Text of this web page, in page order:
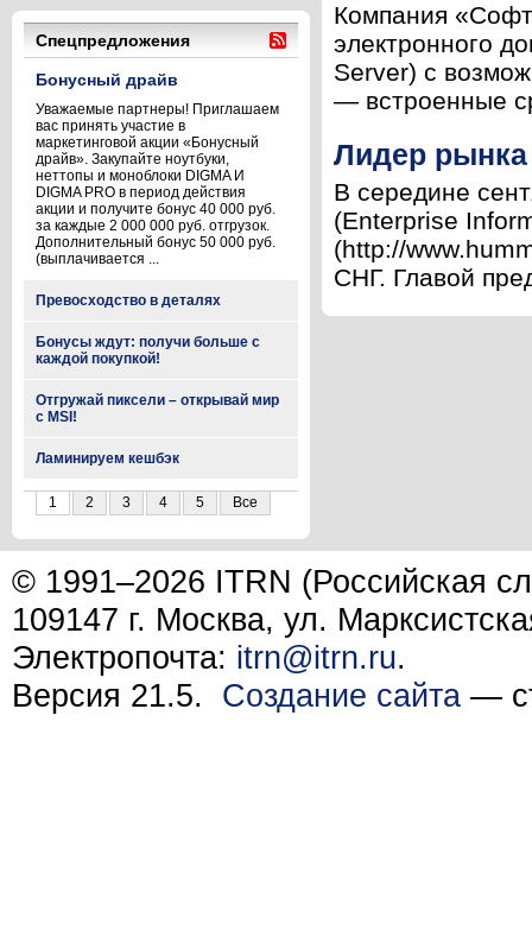
Спецпредложения
Бонусный драйв
Уважаемые партнеры! Приглашаем
вас принять участие в
маркетинговой акции «Бонусный
драйв». Закупайте ноутбуки,
неттопы и моноблоки DIGMA И
DIGMA PRO в период действия
акции и получите бонус 40 000 руб.
за каждые 2 000 000 руб. отгрузок.
Дополнительный бонус 50 000 руб.
(выплачивается ...
Превосходство в деталях
Бонусы ждут: получи больше с
каждой покупкой!
Отгружай пиксели – открывай мир
с MSI!
Ламинируем кешбэк
1 2 3 4 5 Все
Компания
электронного
Server) с
— встроенные
Лидер рынка
В середине
(Enterprise
(http://
СНГ. Главой
© 1991–2026 ITRN (Российская
109147 г. Москва, ул.
Электропочта: itrn@itrn.ru.
Версия 21.5. Создание сайта —